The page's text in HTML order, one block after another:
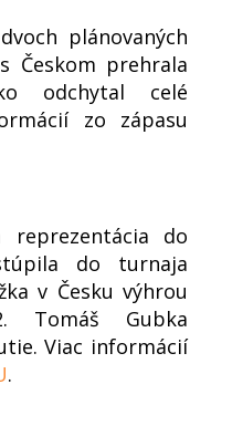
plánovaných
Českom prehrala
odchytal celé
zo zápasu
reprezentácia do
do turnaja
v Česku výhrou
Tomáš Gubka
Viac informácií
.